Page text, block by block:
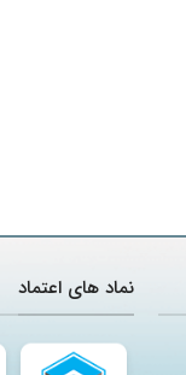
نماد های اعتماد